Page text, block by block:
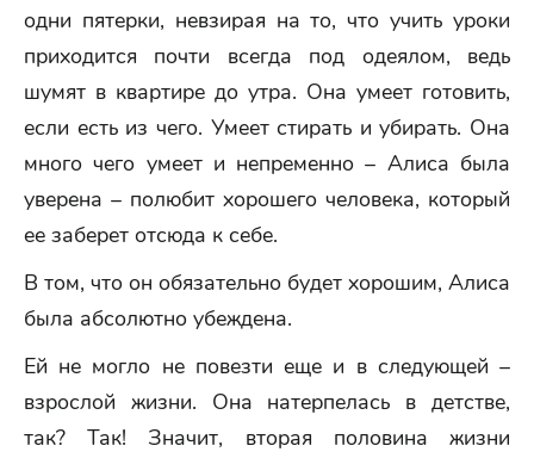
одни пятерки, невзирая на то, что учить уроки
приходится почти всегда под одеялом, ведь
шумят в квартире до утра. Она умеет готовить,
если есть из чего. Умеет стирать и убирать. Она
много чего умеет и непременно – Алиса была
уверена – полюбит хорошего человека, который
ее заберет отсюда к себе.
В том, что он обязательно будет хорошим, Алиса
была абсолютно убеждена.
Ей не могло не повезти еще и в следующей –
взрослой жизни. Она натерпелась в детстве,
так? Так! Значит, вторая половина жизни